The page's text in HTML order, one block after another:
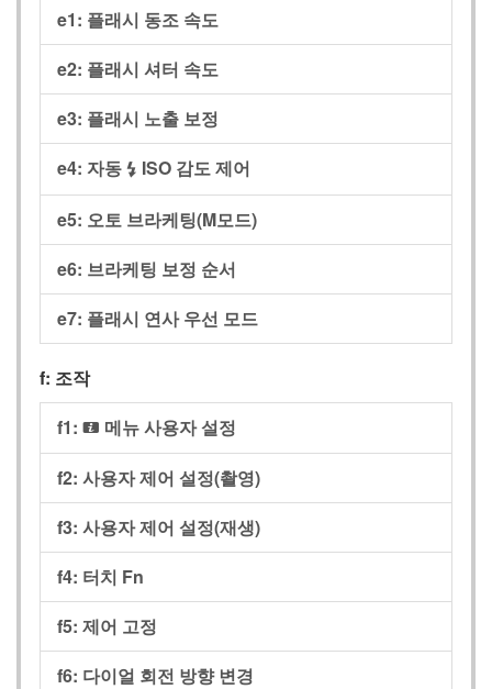
e1: 플래시 동조 속도
e2: 플래시 셔터 속도
e3: 플래시 노출 보정
e4: 자동 c ISO 감도 제어
e5: 오토 브라케팅(M모드)
e6: 브라케팅 보정 순서
e7: 플래시 연사 우선 모드
f: 조작
f1: i 메뉴 사용자 설정
f2: 사용자 제어 설정(촬영)
f3: 사용자 제어 설정(재생)
f4: 터치 Fn
f5: 제어 고정
f6: 다이얼 회전 방향 변경